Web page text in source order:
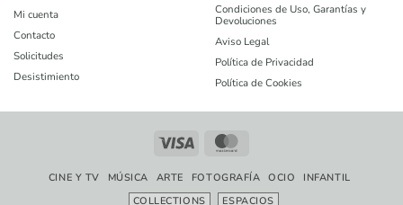
Mi cuenta
Contacto
Solicitudes
Desistimiento
Condiciones de Uso, Garantías y
Devoluciones
Aviso Legal
Política de Privacidad
Política de Cookies
CINE Y TV MÚSICA ARTE FOTOGRAFÍA OCIO
INFANTIL
COLLECTIONS
ESPACIOS